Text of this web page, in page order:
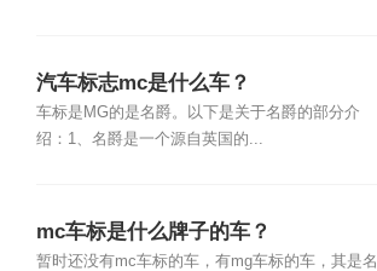
汽车标志mc是什么车？
车标是MG的是名爵。以下是关于名爵的部分介
绍：1、名爵是一个源自英国的...
mc车标是什么牌子的车？
暂时还没有mc车标的车，有mg车标的车，其是名